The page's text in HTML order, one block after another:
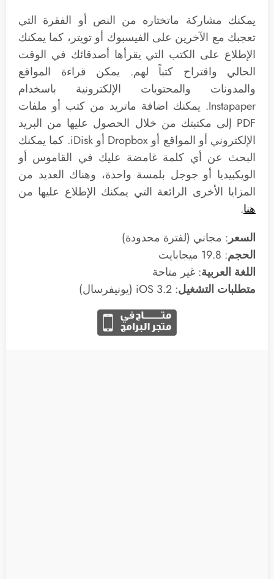
يمكنك مشاركة ماتختاره من النص أو الفقرة التي
تعجبك مع الآخرين على الفيسبوك أو تويتر، كما يمكنك
الإطلاع على الكتب التي يقرأها أصدقائك في الوقت
الحالي واقتراح كتباً لهم. يمكن قراءة المواقع
والمدونات والمحتويات الإلكترونية باسخدام
Instapaper. يمكنك اضافة ماتريد من كتب أو ملفات
PDF إلى مكتبتك من خلال الحصول عليها من البريد
الإلكتروني أو المواقع أو Dropbox أو iDisk. كما يمكنك
البحث عن أي كلمة غامضة عليك في القاموس أو
الويكبيديا أو جوجل بلمسة واحدة، وهناك العديد من
المزايا الأخرى الرائعة التي يمكنك الإطلاع عليها من
هنا.
السعر: مجاني (لفترة محدودة)
الحجم: 19.8 ميجابايت
اللغة العربية: غير متاحة
متطلبات التشغيل: 3.2 iOS (يونيفرسال)